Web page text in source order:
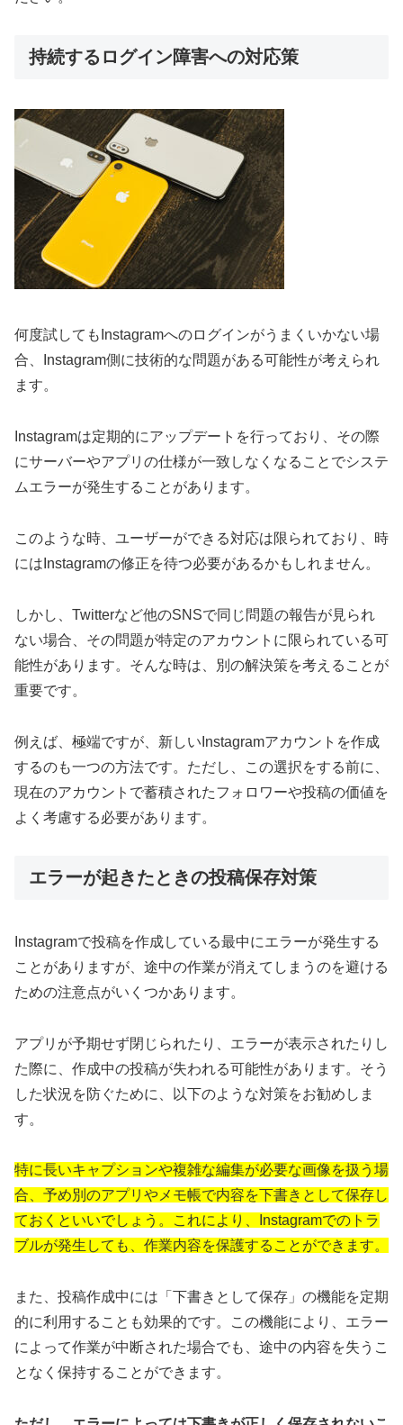
持続するログイン障害への対応策
何度試してもInstagramへのログインがうまくいかない場
合、Instagram側に技術的な問題がある可能性が考えられ
ます。
Instagramは定期的にアップデートを行っており、その際
にサーバーやアプリの仕様が一致しなくなることでシステ
ムエラーが発生することがあります。
このような時、ユーザーができる対応は限られており、時
にはInstagramの修正を待つ必要があるかもしれません。
しかし、Twitterなど他のSNSで同じ問題の報告が見られ
ない場合、その問題が特定のアカウントに限られている可
能性があります。そんな時は、別の解決策を考えることが
重要です。
例えば、極端ですが、新しいInstagramアカウントを作成
するのも一つの方法です。ただし、この選択をする前に、
現在のアカウントで蓄積されたフォロワーや投稿の価値を
よく考慮する必要があります。
エラーが起きたときの投稿保存対策
Instagramで投稿を作成している最中にエラーが発生する
ことがありますが、途中の作業が消えてしまうのを避ける
ための注意点がいくつかあります。
アプリが予期せず閉じられたり、エラーが表示されたりし
た際に、作成中の投稿が失われる可能性があります。そう
した状況を防ぐために、以下のような対策をお勧めしま
す。
特に長いキャプションや複雑な編集が必要な画像を扱う場
合、予め別のアプリやメモ帳で内容を下書きとして保存し
ておくといいでしょう。これにより、Instagramでのトラ
ブルが発生しても、作業内容を保護することができます。
また、投稿作成中には「下書きとして保存」の機能を定期
的に利用することも効果的です。この機能により、エラー
によって作業が中断された場合でも、途中の内容を失うこ
となく保持することができます。